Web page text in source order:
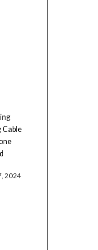
Cable
2024